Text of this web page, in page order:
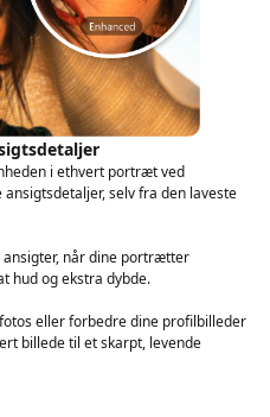
i ethvert portræt ved
selv fra den laveste
når dine portrætter
hud og ekstra dybde.
eller forbedre dine profilbilleder
billede til et skarpt, levende